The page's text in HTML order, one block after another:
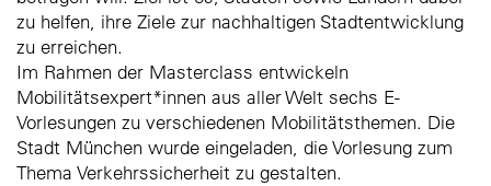
zu helfen, ihre Ziele zur nachhaltigen Stadtentwicklung
zu erreichen.
Im Rahmen der Masterclass entwickeln
Mobilitätsexpert*innen aus aller Welt sechs E-
Vorlesungen zu verschiedenen Mobilitätsthemen. Die
Stadt München wurde eingeladen, die Vorlesung zum
Thema Verkehrssicherheit zu gestalten.